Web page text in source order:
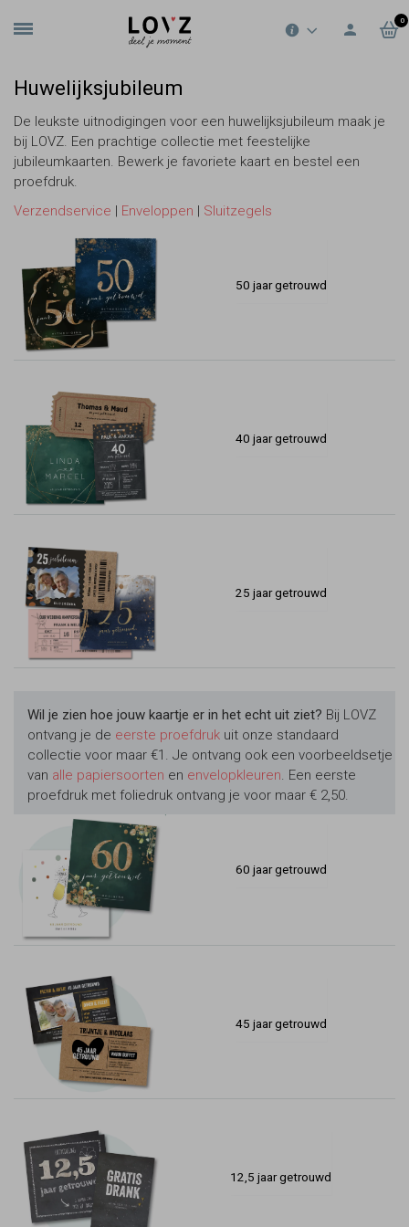
0
Huwelijksjubileum
De leukste uitnodigingen voor een huwelijksjubileum maak je
bij LOVZ. Een prachtige collectie met feestelijke
jubileumkaarten. Bewerk je favoriete kaart en bestel een
proefdruk.
Verzendservice | Enveloppen | Sluitzegels
50 jaar getrouwd
40 jaar getrouwd
25 jaar getrouwd
Wil je zien hoe jouw kaartje er in het echt uit ziet? Bij LOVZ
ontvang je de eerste proefdruk uit onze standaard
collectie voor maar €1. Je ontvang ook een voorbeeldsetje
van alle papiersoorten en envelopkleuren. Een eerste
proefdruk met foliedruk ontvang je voor maar € 2,50.
60 jaar getrouwd
45 jaar getrouwd
12,5 jaar getrouwd